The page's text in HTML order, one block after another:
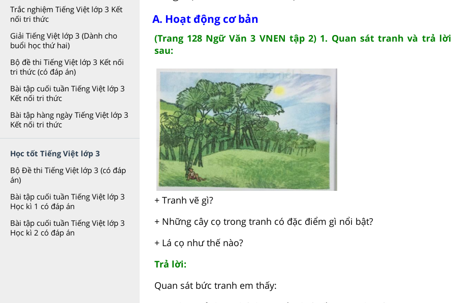
Trắc nghiệm Tiếng Việt lớp 3 Kết
nối tri thức
Giải Tiếng Việt lớp 3 (Dành cho
buổi học thứ hai)
Bộ đề thi Tiếng Việt lớp 3 Kết nối
tri thức (có đáp án)
Bài tập cuối tuần Tiếng Việt lớp 3
Kết nối tri thức
Bài tập hàng ngày Tiếng Việt lớp 3
Kết nối tri thức
Học tốt Tiếng Việt lớp 3
Bộ Đề thi Tiếng Việt lớp 3 (có đáp
án)
Bài tập cuối tuần Tiếng Việt lớp 3
Học kì 1 có đáp án
Bài tập cuối tuần Tiếng Việt lớp 3
Học kì 2 có đáp án
A. Hoạt động cơ bản
(Trang 128 Ngữ Văn 3 VNEN tập 2) 1. Quan sát tranh và trả lời
sau:
+ Tranh vẽ gì?
+ Những cây cọ trong tranh có đặc điểm gì nổi bật?
+ Lá cọ như thế nào?
Trả lời:
Quan sát bức tranh em thấy: